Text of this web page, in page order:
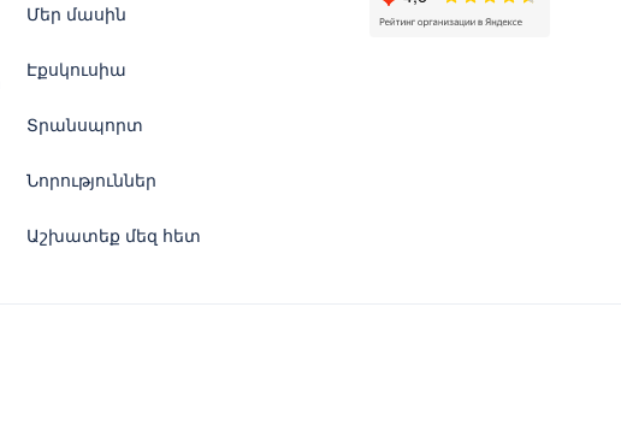
Մեր մասին
Էքսկուսիա
Տրանսպորտ
Նորություններ
Աշխատեք մեզ հետ